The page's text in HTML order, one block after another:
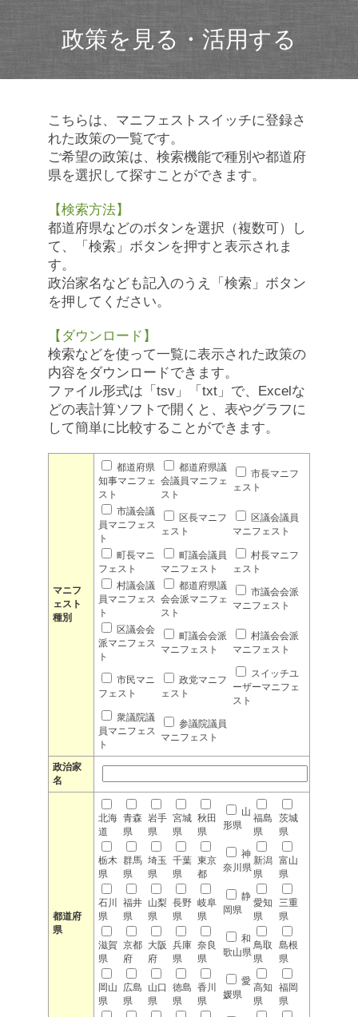
政策を見る・活用する
こちらは、マニフェストスイッチに登録さ
れた政策の一覧です。
ご希望の政策は、検索機能で種別や都道府
県を選択して探すことができます。
【検索方法】
都道府県などのボタンを選択（複数可）し
て、「検索」ボタンを押すと表示されま
す。
政治家名なども記入のうえ「検索」ボタン
を押してください。
【ダウンロード】
検索などを使って一覧に表示された政策の
内容をダウンロードできます。
ファイル形式は「tsv」「txt」で、Excelな
どの表計算ソフトで開くと、表やグラフに
して簡単に比較することができます。
マニフ
ェスト
種別
都道府県
知事マニフェ
スト
都道府県議
会議員マニフェ
スト
市長マニフ
ェスト
市議会議
員マニフェス
ト
区長マニフ
ェスト
区議会議員
マニフェスト
町長マニ
フェスト
町議会議員
マニフェスト
村長マニフ
ェスト
村議会議
員マニフェス
ト
都道府県議
会会派マニフェ
スト
市議会会派
マニフェスト
区議会会
派マニフェス
ト
町議会会派
マニフェスト
村議会会派
マニフェスト
市民マニ
フェスト
政党マニフ
ェスト
スイッチユ
ーザーマニフェ
スト
衆議院議
員マニフェス
ト
参議院議員
マニフェスト
政治家
名
都道府
県
北海
道
青森
県
岩手
県
宮城
県
秋田
県
山
形県
福島
県
茨城
県
栃木
県
群馬
県
埼玉
県
千葉
県
東京
都
神
奈川県
新潟
県
富山
県
石川
県
福井
県
山梨
県
長野
県
岐阜
県
静
岡県
愛知
県
三重
県
滋賀
県
京都
府
大阪
府
兵庫
県
奈良
県
和
歌山県
鳥取
県
島根
県
岡山
県
広島
県
山口
県
徳島
県
香川
県
愛
媛県
高知
県
福岡
県